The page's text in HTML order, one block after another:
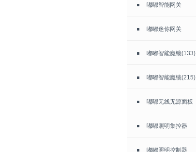
嘟嘟智能网关
嘟嘟迷你网关
嘟嘟智能魔镜(133)
嘟嘟智能魔镜(215)
嘟嘟无线无源面板
嘟嘟照明集控器
嘟嘟照明控制器